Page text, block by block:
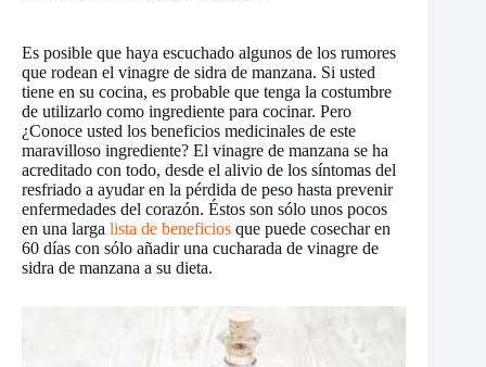
Es posible que haya escuchado algunos de los rumores
que rodean el vinagre de sidra de manzana. Si usted
tiene en su cocina, es probable que tenga la costumbre
de utilizarlo como ingrediente para cocinar. Pero
¿Conoce usted los beneficios medicinales de este
maravilloso ingrediente? El vinagre de manzana se ha
acreditado con todo, desde el alivio de los síntomas del
resfriado a ayudar en la pérdida de peso hasta prevenir
enfermedades del corazón. Éstos son sólo unos pocos
en una larga lista de beneficios que puede cosechar en
60 días con sólo añadir una cucharada de vinagre de
sidra de manzana a su dieta.